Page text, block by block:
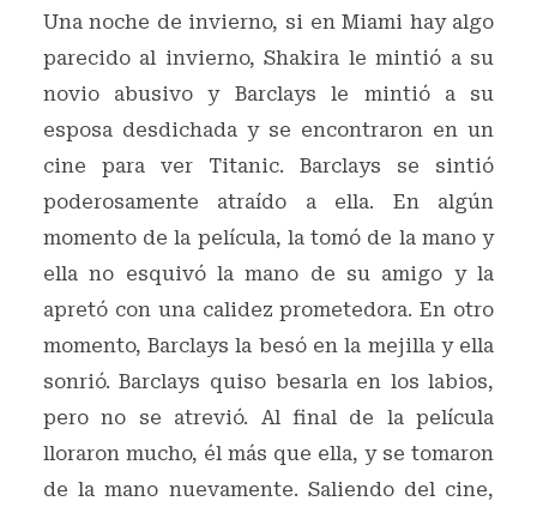
Una noche de invierno, si en Miami hay algo
parecido al invierno, Shakira le mintió a su
novio abusivo y Barclays le mintió a su
esposa desdichada y se encontraron en un
cine para ver Titanic. Barclays se sintió
poderosamente atraído a ella. En algún
momento de la película, la tomó de la mano y
ella no esquivó la mano de su amigo y la
apretó con una calidez prometedora. En otro
momento, Barclays la besó en la mejilla y ella
sonrió. Barclays quiso besarla en los labios,
pero no se atrevió. Al final de la película
lloraron mucho, él más que ella, y se tomaron
de la mano nuevamente. Saliendo del cine,